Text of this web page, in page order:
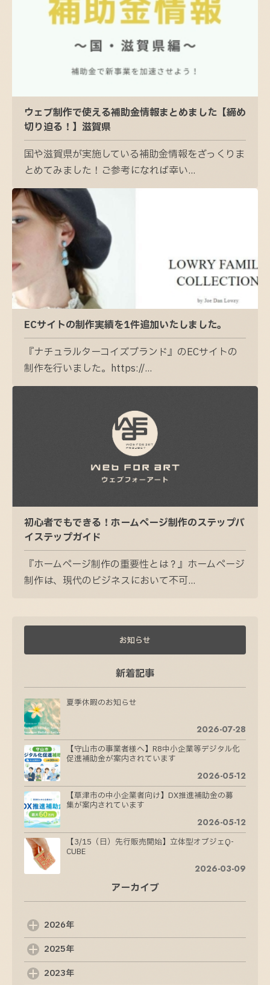
ウェブ制作で使える補助金情報まとめました【締め
切り迫る！】滋賀県
国や滋賀県が実施している補助金情報をざっくりま
とめてみました！ご参考になれば幸い...
ECサイトの制作実績を1件追加いたしました。
『ナチュラルターコイズブランド』のECサイトの
制作を行いました。https://...
初心者でもできる！ホームページ制作のステップバ
イステップガイド
『ホームページ制作の重要性とは？』ホームページ
制作は、現代のビジネスにおいて不可...
お知らせ
新着記事
夏季休暇のお知らせ
2026-07-28
【守山市の事業者様へ】R8中小企業等デジタル化
促進補助金が案内されています
2026-05-12
【草津市の中小企業者向け】DX推進補助金の募
集が案内されています
2026-05-12
【3/15（日）先行販売開始】立体型オブジェQ-
CUBE
2026-03-09
滋賀県未来投資総合補助金（第3弾）の募集開始
が案内されています
しゃべるだけ！無料AI活用無料セミナー開催！
12.8
2025-12-05
アーカイブ
2026年
2025年
2023年